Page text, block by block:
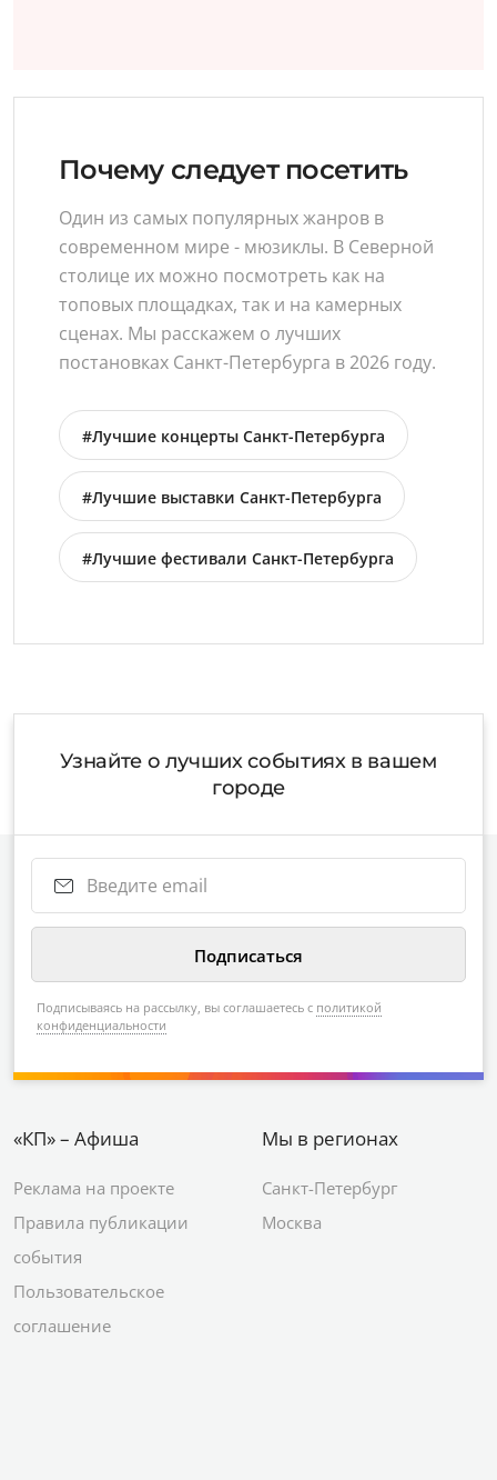
Почему следует посетить
Один из самых популярных жанров в
современном мире - мюзиклы. В Северной
столице их можно посмотреть как на
топовых площадках, так и на камерных
сценах. Мы расскажем о лучших
постановках Санкт-Петербурга в 2026 году.
#Лучшие концерты Санкт-Петербурга
#Лучшие выставки Санкт-Петербурга
#Лучшие фестивали Санкт-Петербурга
Узнайте о лучших событиях в вашем
городе
Подписываясь на рассылку, вы соглашаетесь с политикой
конфиденциальности
«КП» – Афиша
Реклама на проекте
Правила публикации
события
Пользовательское
соглашение
Мы в регионах
Санкт-Петербург
Москва